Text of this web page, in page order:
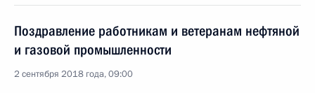
Поздравление работникам и ветеранам нефтяной
и газовой промышленности
2 сентября 2018 года, 09:00